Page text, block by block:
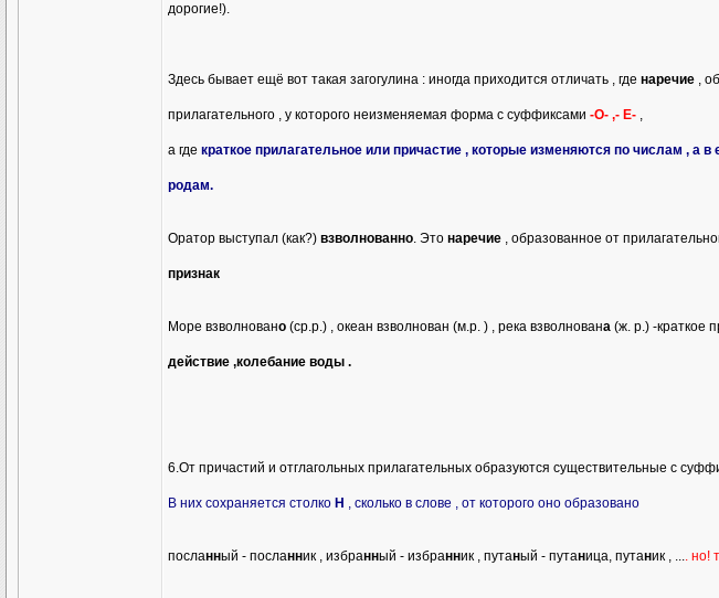
дорогие!).
Здесь бывает ещё вот такая загогулина : иногда приходится отличать , где наречие ,
прилагательного , у которого неизменяемая форма с суффиксами -О- ,- Е- ,
а где краткое прилагательное или причастие , которые изменяются по числам , а
родам.
Оратор выступал (как?) взволнованно. Это наречие , образованное от
признак
Море взволновано (ср.р.) , океан взволнован (м.р. ) , река взволнована (ж. р.) -краткое
действие ,колебание воды .
6.От причастий и отглагольных прилагательных образуются существительные с
В них сохраняется столко Н , сколько в слове , от которого оно образовано
посланный - посланник , избранный - избранник , путаный - путаница, путаник , .... но!